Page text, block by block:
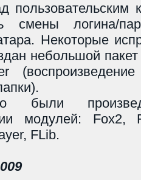
пользовательским
смены логина/
Некоторые
небольшой
были
модулей: Fox2,
FLib.